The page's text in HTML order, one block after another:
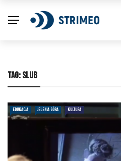
TAG:SLUB
EDUKACJA JELENIA GÓRA KULTURA